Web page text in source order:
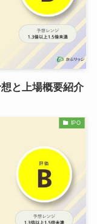
と上場概要紹介
IPO